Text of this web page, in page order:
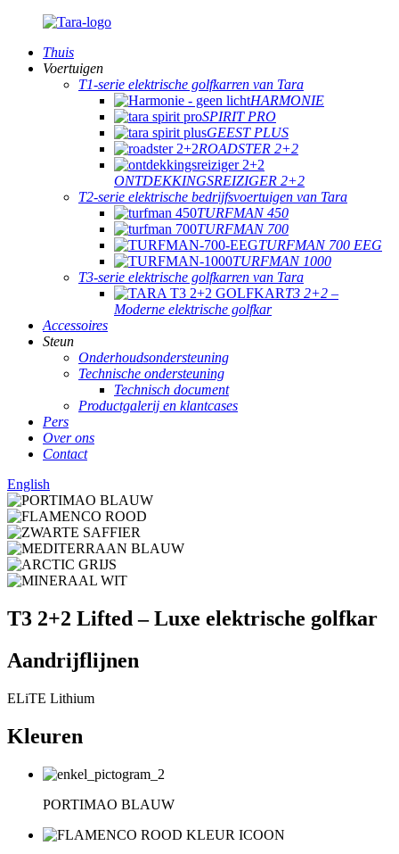
Thuis
Voertuigen
T1-serie elektrische golfkarren van Tara
HARMONIE
SPIRIT PRO
GEEST PLUS
ROADSTER 2+2
ONTDEKKINGSREIZIGER 2+2
T2-serie elektrische bedrijfsvoertuigen van Tara
TURFMAN 450
TURFMAN 700
TURFMAN 700 EEG
TURFMAN 1000
T3-serie elektrische golfkarren van Tara
T3 2+2 –
Moderne elektrische golfkar
Accessoires
Steun
Onderhoudsondersteuning
Technische ondersteuning
Technisch document
Productgalerij en klantcases
Pers
Over ons
Contact
English
T3 2+2 Lifted – Luxe elektrische golfkar
Aandrijflijnen
ELiTE Lithium
Kleuren
PORTIMAO BLAUW